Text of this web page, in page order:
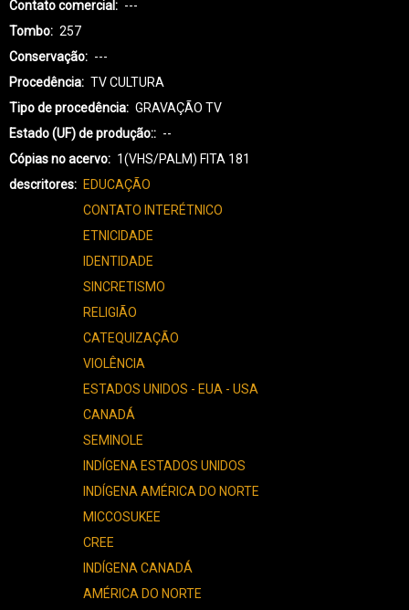
Contato comercial
---
Tombo
257
Conservação
---
Procedência
TV CULTURA
Tipo de procedência
GRAVAÇÃO TV
Estado (UF) de produção:
--
Cópias no acervo
1(VHS/PALM) FITA 181
descritores
EDUCAÇÃO
CONTATO INTERÉTNICO
ETNICIDADE
IDENTIDADE
SINCRETISMO
RELIGIÃO
CATEQUIZAÇÃO
VIOLÊNCIA
ESTADOS UNIDOS - EUA - USA
CANADÁ
SEMINOLE
INDÍGENA ESTADOS UNIDOS
INDÍGENA AMÉRICA DO NORTE
MICCOSUKEE
CREE
INDÍGENA CANADÁ
AMÉRICA DO NORTE